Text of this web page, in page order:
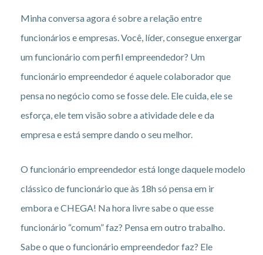
Minha conversa agora é sobre a relação entre
funcionários e empresas. Você, líder, consegue enxergar
um funcionário com perfil empreendedor? Um
funcionário empreendedor é aquele colaborador que
pensa no negócio como se fosse dele. Ele cuida, ele se
esforça, ele tem visão sobre a atividade dele e da
empresa e está sempre dando o seu melhor.
O funcionário empreendedor está longe daquele modelo
clássico de funcionário que às 18h só pensa em ir
embora e CHEGA! Na hora livre sabe o que esse
funcionário “comum” faz? Pensa em outro trabalho.
Sabe o que o funcionário empreendedor faz? Ele